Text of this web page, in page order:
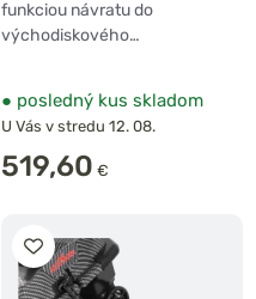
funkciou návratu do
východiskového…
● posledný kus skladom
U Vás v stredu 12. 08.
519,60 €